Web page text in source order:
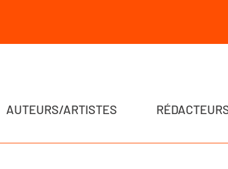
AUTEURS/ARTISTES